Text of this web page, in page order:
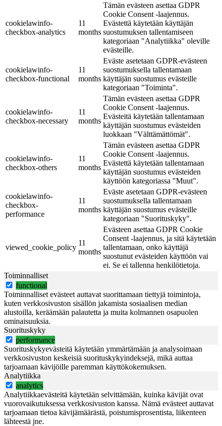
cookielawinfo-
checkbox-analytics
11
months
Tämän evästeen asettaa GDPR
Cookie Consent -laajennus.
Evästettä käytetään käyttäjän
suostumuksen tallentamiseen
kategoriaan "Analytiikka" oleville
evästeille.
cookielawinfo-
checkbox-functional
11
months
Eväste asetetaan GDPR-evästeen
suostumuksella tallentamaan
käyttäjän suostumus evästeille
kategoriaan "Toiminta".
cookielawinfo-
checkbox-necessary
11
months
Tämän evästeen asettaa GDPR
Cookie Consent -laajennus.
Evästeitä käytetään tallentamaan
käyttäjän suostumus evästeiden
luokkaan "Välttämättömät".
cookielawinfo-
checkbox-others
11
months
Tämän evästeen asettaa GDPR
Cookie Consent -laajennus.
Evästettä käytetään tallentamaan
käyttäjän suostumus evästeiden
käyttöön kategoriassa "Muut".
cookielawinfo-
checkbox-
performance
11
months
Eväste asetetaan GDPR-evästeen
suostumuksella tallentamaan
käyttäjän suostumus evästeille
kategoriaan "Suorituskyky".
viewed_cookie_policy
11
months
Evästeen asettaa GDPR Cookie
Consent -laajennus, ja sitä käytetään
tallentamaan, onko käyttäjä
suostunut evästeiden käyttöön vai
ei. Se ei tallenna henkilötietoja.
Toiminnalliset
functional
Toiminnalliset evästeet auttavat suorittamaan tiettyjä toimintoja,
kuten verkkosivuston sisällön jakamista sosiaalisen median
alustoilla, keräämään palautetta ja muita kolmannen osapuolen
ominaisuuksia.
Suorituskyky
performance
Suorituskykyevästeitä käytetään ymmärtämään ja analysoimaan
verkkosivuston keskeisiä suorituskykyindeksejä, mikä auttaa
tarjoamaan kävijöille paremman käyttökokemuksen.
Analytiikka
analytics
Analytiikkaevästeitä käytetään selvittämään, kuinka kävijät ovat
vuorovaikutuksessa verkkosivuston kanssa. Nämä evästeet auttavat
tarjoamaan tietoa kävijämäärästä, poistumisprosentista, liikenteen
lähteestä jne.